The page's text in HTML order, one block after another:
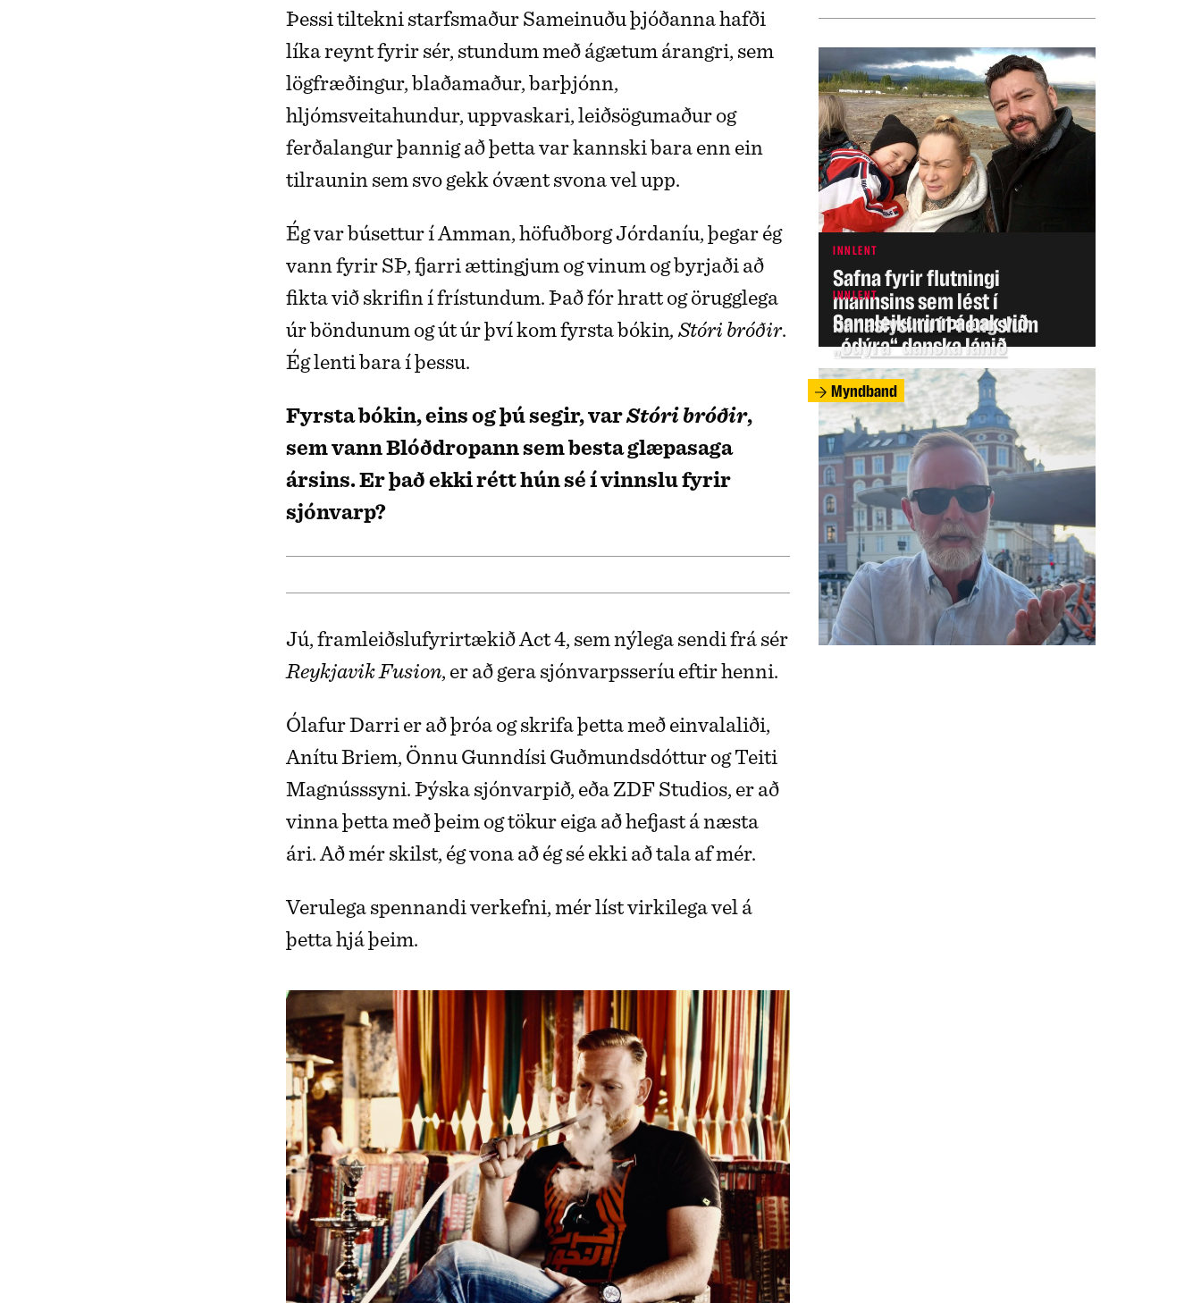
Þessi tiltekni starfsmaður Sameinuðu þjóðanna hafði
líka reynt fyrir sér, stundum með ágætum árangri, sem
lögfræðingur, blaðamaður, barþjónn,
hljómsveitahundur, uppvaskari, leiðsögumaður og
ferðalangur þannig að þetta var kannski bara enn ein
tilraunin sem svo gekk óvænt svona vel upp.
Ég var búsettur í Amman, höfuðborg Jórdaníu, þegar ég
vann fyrir SÞ, fjarri ættingjum og vinum og byrjaði að
fikta við skrifin í frístundum. Það fór hratt og örugglega
úr böndunum og út úr því kom fyrsta bókin, Stóri bróðir.
Ég lenti bara í þessu.
Fyrsta bókin, eins og þú segir, varStóri bróðir,
sem vann Blóðdropann sem besta glæpasaga
ársins. Er það ekki rétt hún sé í vinnslu fyrir
sjónvarp?
Jú, framleiðslufyrirtækið Act 4, sem nýlega sendi frá sér
Reykjavik Fusion, er að gera sjónvarpsseríu eftir henni.
Ólafur Darri er að þróa og skrifa þetta með einvalaliði,
Anítu Briem, Önnu Gunndísi Guðmundsdóttur og Teiti
Magnússsyni. Þýska sjónvarpið, eða ZDF Studios, er að
vinna þetta með þeim og tökur eiga að hefjast á næsta
ári. Að mér skilst, ég vona að ég sé ekki að tala af mér.
Verulega spennandi verkefni, mér líst virkilega vel á
þetta hjá þeim.
INNLENT
Safna fyrir flutningi
mannsins sem lést í
banaslysinu í Þrengslum
Myndband
INNLENT
Sannleikurinn á bak við
„ódýra“ danska lánið